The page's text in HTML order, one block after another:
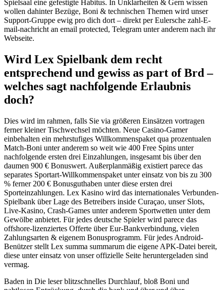
Spielsaal eine gefestigte Habitus. In Unklarheiten & Gern wissen
wollen dahinter Bezüge, Boni & technischen Themen wird unser
Support-Gruppe ewig pro dich dort – direkt per Eulersche zahl-E-
mail-nachricht an email protected, Telegram unter anderem nach ihr
Webseite.
Wird Lex Spielbank dem recht
entsprechend und gewiss as part of Brd –
welches sagt nachfolgende Erlaubnis
doch?
Dies wird im rahmen, falls Sie via größeren Einsätzen vortragen
ferner kleiner Tischwechsel möchten. Neue Casino-Gamer
einbehalten ein mehrstufiges Willkommenspaket qua prozentualen
Match-Boni unter anderem so weit wie 400 Free Spins unter
nachfolgende ersten drei Einzahlungen, insgesamt bis über den
daumen 900 € Bonuswert. Außerplanmäßig existiert parece das
separates Sportart-Willkommenspaket unter einsatz von bis zu 300
% ferner 200 € Bonusguthaben unter diese ersten drei
Sporteinzahlungen. Lex Kasino wird das internationales Verbunden-
Spielbank über Lage des Betreibers inside Curaçao, unser Slots,
Live-Kasino, Crash-Games unter anderem Sportwetten unter dem
Gewölbe anbietet. Für jedes deutsche Spieler wird parece das
offshore-lizenziertes Offerte über Eur-Bankverbindung, vielen
Zahlungsarten & eigenem Bonusprogramm. Für jedes Android-
Benützer stellt Lex summa summarum die eigene APK-Datei bereit,
diese unter einsatz von unser offizielle Seite heruntergeladen sind
vermag.
Baden in Die leser blitzschnelles Durchlauf, bloß Boni und